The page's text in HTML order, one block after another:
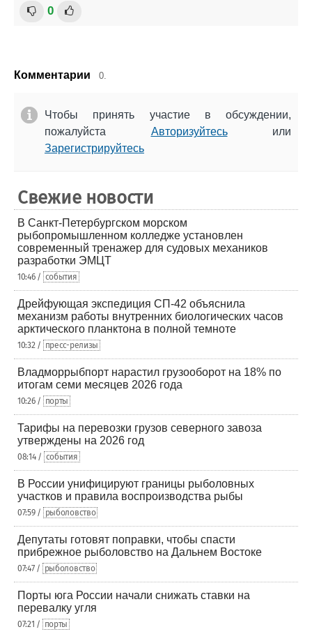
0
Комментарии 0.
Чтобы принять участие в обсуждении,
пожалуйста Авторизуйтесьили
Зарегистрируйтесь
Свежие новости
В Санкт-Петербургском морском
рыбопромышленном колледже установлен
современный тренажер для судовых механиков
разработки ЭМЦТ
10:46 / события
Дрейфующая экспедиция СП-42 объяснила
механизм работы внутренних биологических часов
арктического планктона в полной темноте
10:32 / пресс-релизы
Владморрыбпорт нарастил грузооборот на 18% по
итогам семи месяцев 2026 года
10:26 / порты
Тарифы на перевозки грузов северного завоза
утверждены на 2026 год
08:14 / события
В России унифицируют границы рыболовных
участков и правила воспроизводства рыбы
07:59 / рыболовство
Депутаты готовят поправки, чтобы спасти
прибрежное рыболовство на Дальнем Востоке
07:47 / рыболовство
Порты юга России начали снижать ставки на
перевалку угля
07:21 / порты